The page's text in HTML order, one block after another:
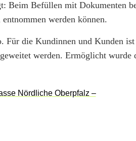
Beim Befüllen mit Dokumenten
werden können.
die Kundinnen und Kunden
werden. Ermöglicht